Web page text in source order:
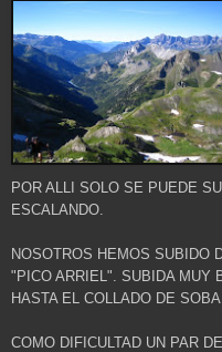
POR ALLI SOLO SE PUEDE
ESCALANDO.
NOSOTROS HEMOS SUBIDO
"PICO ARRIEL". SUBIDA MUY
HASTA EL COLLADO DE
COMO DIFICULTAD UN PAR